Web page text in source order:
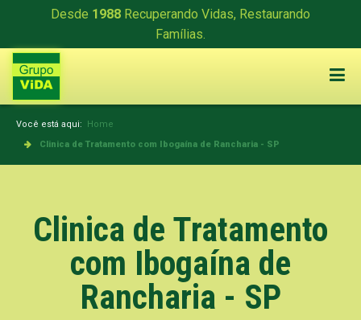
Desde 1988 Recuperando Vidas, Restaurando
Famílias.
Você está aqui: Home
Clinica de Tratamento com Ibogaína de Rancharia - SP
Clinica de Tratamento
com Ibogaína de
Rancharia - SP